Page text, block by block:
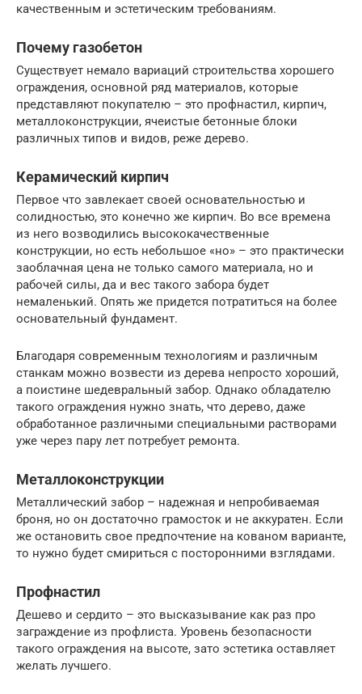
качественным и эстетическим требованиям.
Почему газобетон
Существует немало вариаций строительства хорошего
ограждения, основной ряд материалов, которые
представляют покупателю – это профнастил, кирпич,
металлоконструкции, ячеистые бетонные блоки
различных типов и видов, реже дерево.
Керамический кирпич
Первое что завлекает своей основательностью и
солидностью, это конечно же кирпич. Во все времена
из него возводились высококачественные
конструкции, но есть небольшое «но» – это практически
заоблачная цена не только самого материала, но и
рабочей силы, да и вес такого забора будет
немаленький. Опять же придется потратиться на более
основательный фундамент.
Благодаря современным технологиям и различным
станкам можно возвести из дерева непросто хороший,
а поистине шедевральный забор. Однако обладателю
такого ограждения нужно знать, что дерево, даже
обработанное различными специальными растворами
уже через пару лет потребует ремонта.
Металлоконструкции
Металлический забор – надежная и непробиваемая
броня, но он достаточно грамосток и не аккуратен. Если
же остановить свое предпочтение на кованом варианте,
то нужно будет смириться с посторонними взглядами.
Профнастил
Дешево и сердито – это высказывание как раз про
заграждение из профлиста. Уровень безопасности
такого ограждения на высоте, зато эстетика оставляет
желать лучшего.